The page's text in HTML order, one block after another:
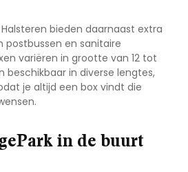
bieden daarnaast extra
postbussen en sanitaire
variëren in grootte van 12 tot
beschikbaar in diverse lengtes,
je altijd een box vindt die
in de buurt